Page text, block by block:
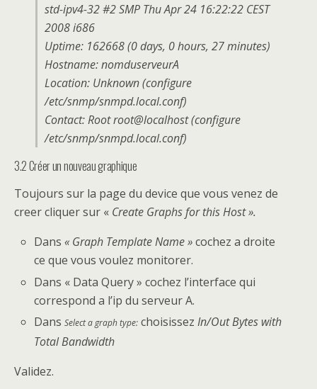
std-ipv4-32 #2 SMP Thu Apr 24 16:22:22 CEST
2008 i686
Uptime: 162668 (0 days, 0 hours, 27 minutes)
Hostname: nomduserveurA
Location: Unknown (configure
/etc/snmp/snmpd.local.conf)
Contact: Root root@localhost (configure
/etc/snmp/snmpd.local.conf)
3.2 Créer un nouveau graphique
Toujours sur la page du device que vous venez de
creer cliquer sur « Create Graphs for this Host ».
Dans« Graph Template Name »cochez a droite
ce que vous voulez monitorer.
Dans « Data Query » cochez l’interface qui
correspond a l’ip du serveur A.
DansSelect a graph type: choisissezIn/Out Bytes with
Total Bandwidth
Validez.